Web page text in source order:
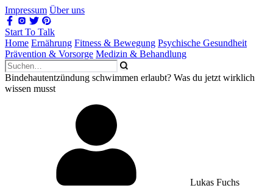
Impressum Über uns
Start To Talk
Home Ernährung Fitness & Bewegung Psychische Gesundheit
Prävention & Vorsorge Medizin & Behandlung
Bindehautentzündung schwimmen erlaubt? Was du jetzt wirklich
wissen musst
Lukas Fuchs